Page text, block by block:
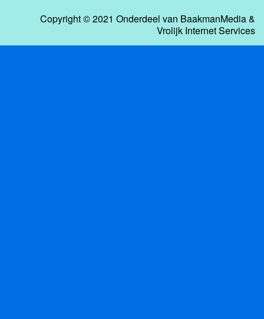
Copyright © 2021 Onderdeel van BaakmanMedia&
Vrolijk Internet Services